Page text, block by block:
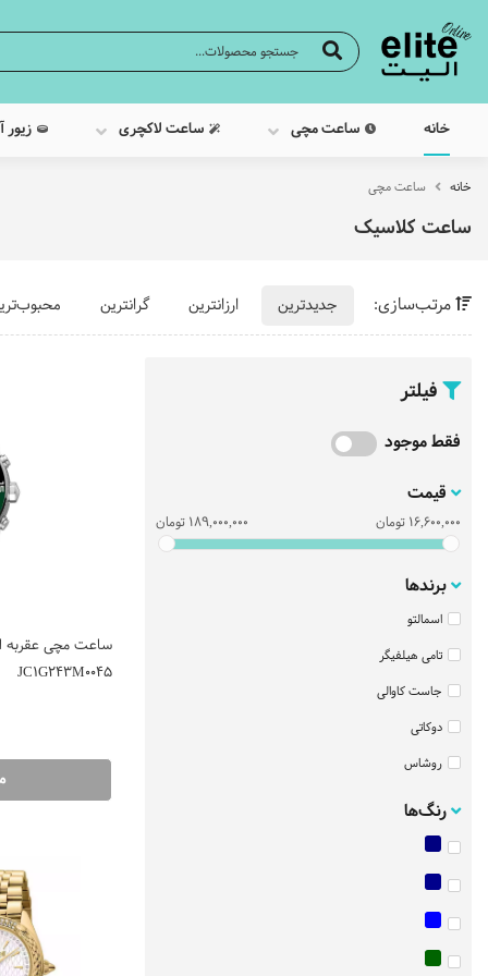
خانه ساعت مچی ساعت لاکچری
خانه ساعت مچی
ساعت کلاسیک
مرتب‌سازی: جدیدترین ارزانترین گرانترین
فیلتر
فقط موجود
قیمت
16,600,000 تومان 189,000,000 تومان
برندها
اسمالتو
تامی هیلفیگر
جاست کاوالی
دوکاتی
روشاس
ساعت اسپریت
ساعت سیتیزن
سانتانوره
سیکو
رنگ‌ها
ساعت مچی عقربه
JC1G243M0045